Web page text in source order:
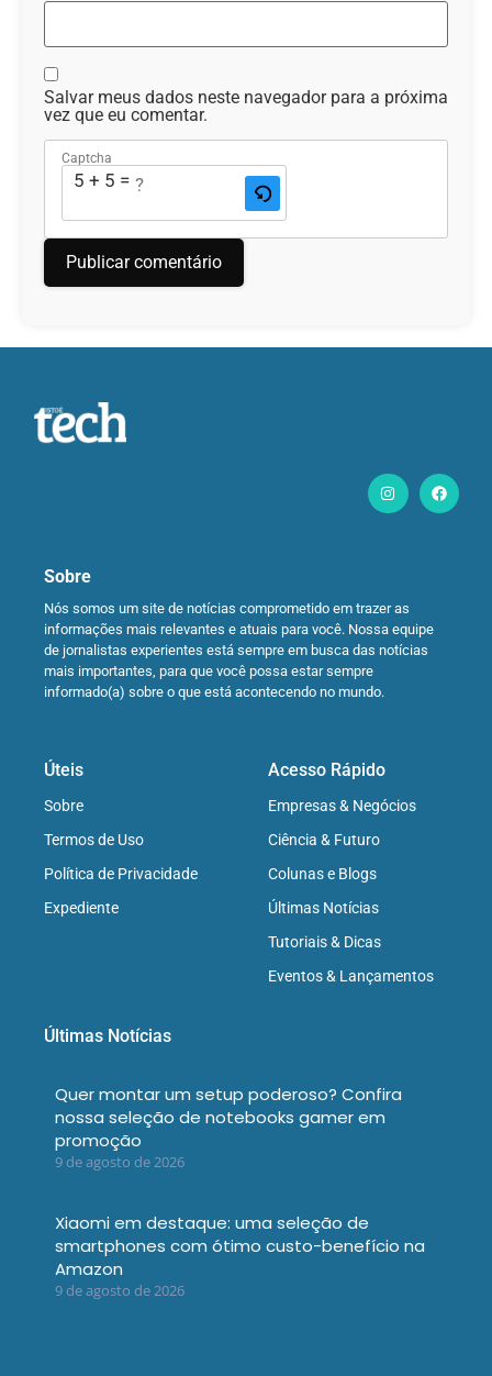
Salvar meus dados neste navegador para a próxima
vez que eu comentar.
Captcha
5 + 5 = ?
Sobre
Nós somos um site de notícias comprometido em trazer as
informações mais relevantes e atuais para você. Nossa equipe
de jornalistas experientes está sempre em busca das notícias
mais importantes, para que você possa estar sempre
informado(a) sobre o que está acontecendo no mundo.
Úteis
Sobre
Termos de Uso
Política de Privacidade
Expediente
Acesso Rápido
Empresas & Negócios
Ciência & Futuro
Colunas e Blogs
Últimas Notícias
Tutoriais & Dicas
Eventos & Lançamentos
Últimas Notícias
Quer montar um setup poderoso? Confira
nossa seleção de notebooks gamer em
promoção
9 de agosto de 2026
Xiaomi em destaque: uma seleção de
smartphones com ótimo custo-benefício na
Amazon
9 de agosto de 2026